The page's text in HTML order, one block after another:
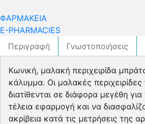
ΦΑΡΜΑΚΕΙΑ
E-PHARMACIES
Περιγραφή
Γνωστοποιήσεις
Κωνική, μαλακή περιχειρίδα
κάλυμμα. Οι μαλακές
διατίθενται σε διάφορα μεγέθη
τέλεια εφαρμογή και να
ακρίβεια κατά τις μετρήσεις της